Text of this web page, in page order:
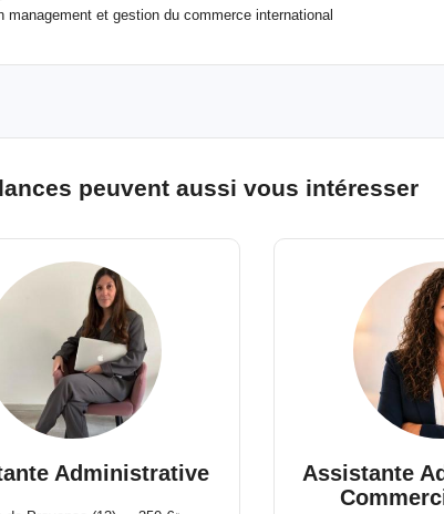
management et gestion du commerce international
peuvent aussi vous intéresser
Administrative
Assistante